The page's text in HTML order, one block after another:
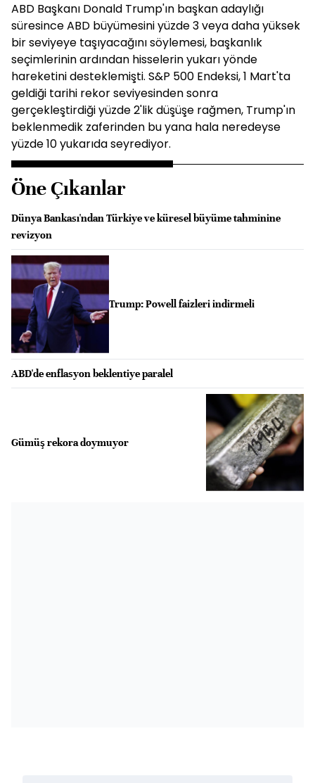
ABD Başkanı Donald Trump'ın başkan adaylığı
süresince ABD büyümesini yüzde 3 veya daha yüksek
bir seviyeye taşıyacağını söylemesi, başkanlık
seçimlerinin ardından hisselerin yukarı yönde
hareketini desteklemişti. S&P 500 Endeksi, 1 Mart'ta
geldiği tarihi rekor seviyesinden sonra
gerçekleştirdiği yüzde 2'lik düşüşe rağmen, Trump'ın
beklenmedik zaferinden bu yana hala neredeyse
yüzde 10 yukarıda seyrediyor.
Öne Çıkanlar
Dünya Bankası'ndan Türkiye ve küresel büyüme tahminine
revizyon
Trump: Powell faizleri indirmeli
ABD'de enflasyon beklentiye paralel
Gümüş rekora doymuyor